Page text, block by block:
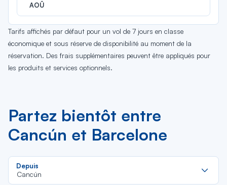
AOÛ
Tarifs affichés par défaut pour un vol de 7 jours en classe
économique et sous réserve de disponibilité au moment de la
réservation. Des frais supplémentaires peuvent être appliqués pour
les produits et services optionnels.
Partez bientôt entre
Cancún et Barcelone
Depuis
Cancún